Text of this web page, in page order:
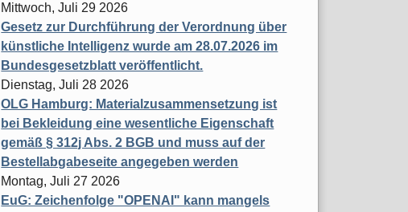
Mittwoch, Juli 29 2026
Gesetz zur Durchführung der Verordnung über
künstliche Intelligenz wurde am 28.07.2026 im
Bundesgesetzblatt veröffentlicht.
Dienstag, Juli 28 2026
OLG Hamburg: Materialzusammensetzung ist
bei Bekleidung eine wesentliche Eigenschaft
gemäß § 312j Abs. 2 BGB und muss auf der
Bestellabgabeseite angegeben werden
Montag, Juli 27 2026
EuG: Zeichenfolge "OPENAI" kann mangels